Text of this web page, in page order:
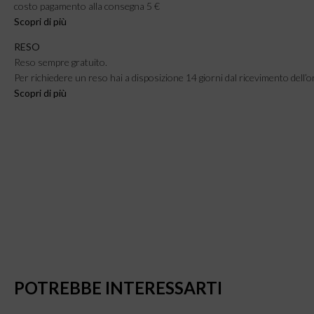
costo pagamento alla consegna 5 €
Scopri di più
RESO
Reso sempre gratuito.
Per richiedere un reso hai a disposizione 14 giorni dal ricevimento
Scopri di più
POTREBBE INTERESSARTI